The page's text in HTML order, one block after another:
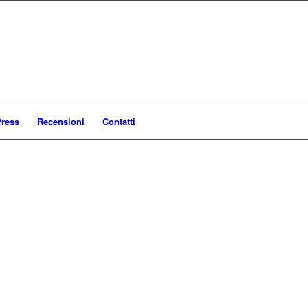
Recensioni Contatti